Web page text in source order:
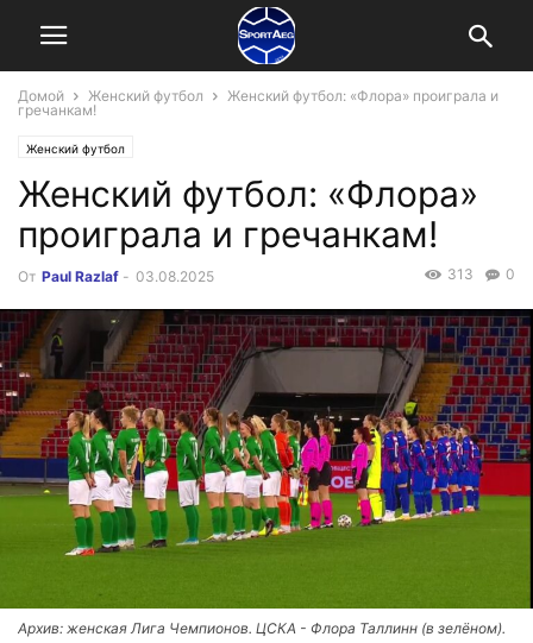
Домой Женский футбол
Женский футбол: «Флора» проиграла и
гречанкам!
Женский футбол
Женский футбол: «Флора»
проиграла и гречанкам!
От Paul Razlaf - 03.08.2025 0
313
Архив: женская Лига Чемпионов. ЦСКА - Флора Таллинн (в зелёном).